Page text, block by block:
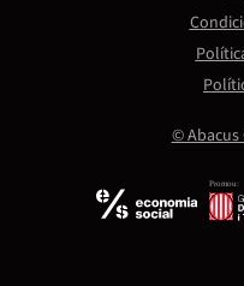
Promou:
© Abacus